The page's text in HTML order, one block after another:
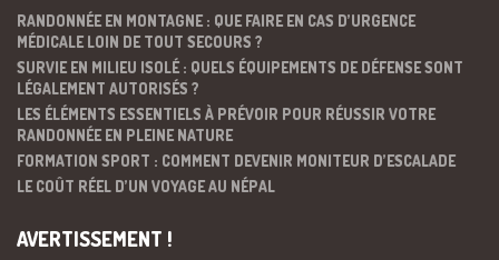
RANDONNÉE EN MONTAGNE : QUE FAIRE EN CAS D’URGENCE
MÉDICALE LOIN DE TOUT SECOURS ?
SURVIE EN MILIEU ISOLÉ : QUELS ÉQUIPEMENTS DE DÉFENSE SONT
LÉGALEMENT AUTORISÉS ?
LES ÉLÉMENTS ESSENTIELS À PRÉVOIR POUR RÉUSSIR VOTRE
RANDONNÉE EN PLEINE NATURE
FORMATION SPORT : COMMENT DEVENIR MONITEUR D’ESCALADE
LE COÛT RÉEL D’UN VOYAGE AU NÉPAL
AVERTISSEMENT !